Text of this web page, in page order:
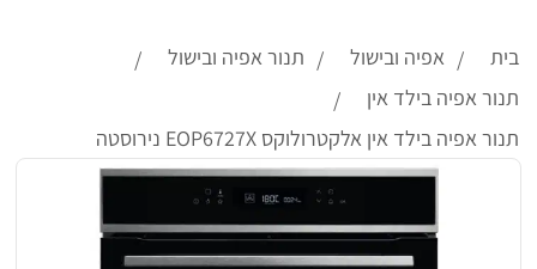
בית אפיה ובישול
תנור אפיה ובישול
תנור אפיה בילד אין
תנור אפיה בילד אין אלקטרולוקס EOP6727X נירוסטה